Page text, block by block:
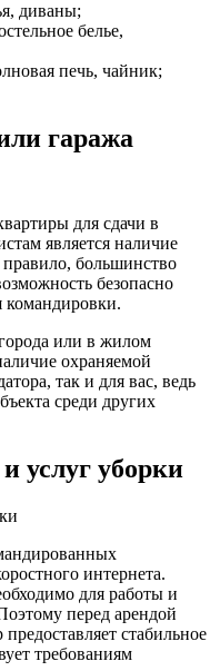
диваны;
белье,
печь, чайник;
гаража
для сдачи в
является наличие
большинство
безопасно
командировки.
или в жилом
охраняемой
так и для вас, ведь
среди других
услуг уборки
интернета.
для работы и
перед арендой
стабильное
требованиям